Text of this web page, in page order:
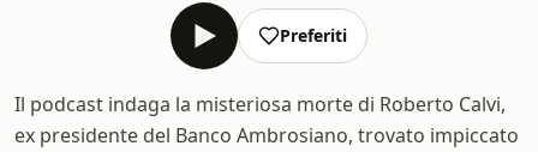
Preferiti
Il podcast indaga la misteriosa morte di Roberto Calvi,
ex presidente del Banco Ambrosiano, trovato impiccato